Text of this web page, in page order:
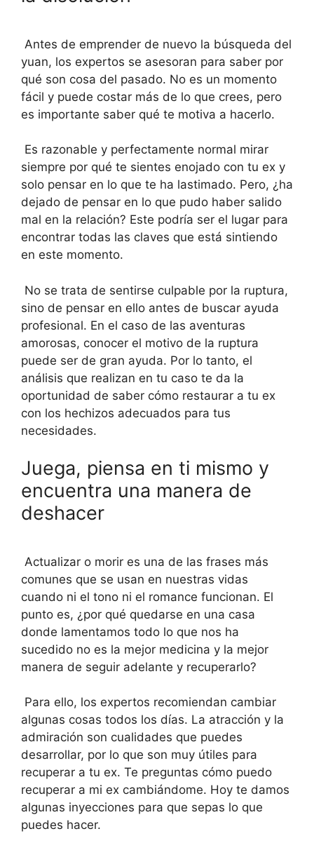
Antes de emprender de nuevo la búsqueda del
yuan, los expertos se asesoran para saber por
qué son cosa del pasado. No es un momento
fácil y puede costar más de lo que crees, pero
es importante saber qué te motiva a hacerlo.
Es razonable y perfectamente normal mirar
siempre por qué te sientes enojado con tu ex y
solo pensar en lo que te ha lastimado. Pero, ¿ha
dejado de pensar en lo que pudo haber salido
mal en la relación? Este podría ser el lugar para
encontrar todas las claves que está sintiendo
en este momento.
No se trata de sentirse culpable por la ruptura,
sino de pensar en ello antes de buscar ayuda
profesional. En el caso de las aventuras
amorosas, conocer el motivo de la ruptura
puede ser de gran ayuda. Por lo tanto, el
análisis que realizan en tu caso te da la
oportunidad de saber cómo restaurar a tu ex
con los hechizos adecuados para tus
necesidades.
Juega, piensa en ti mismo y
encuentra una manera de
deshacer
Actualizar o morir es una de las frases más
comunes que se usan en nuestras vidas
cuando ni el tono ni el romance funcionan. El
punto es, ¿por qué quedarse en una casa
donde lamentamos todo lo que nos ha
sucedido no es la mejor medicina y la mejor
manera de seguir adelante y recuperarlo?
Para ello, los expertos recomiendan cambiar
algunas cosas todos los días. La atracción y la
admiración son cualidades que puedes
desarrollar, por lo que son muy útiles para
recuperar a tu ex. Te preguntas cómo puedo
recuperar a mi ex cambiándome. Hoy te damos
algunas inyecciones para que sepas lo que
puedes hacer.